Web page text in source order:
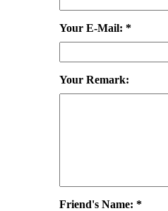
Your E-Mail: *
Your Remark:
Friend's Name: *